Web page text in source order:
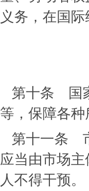
义务，在国
第十条 国
等，保障各
第十一条
应当由市场
人不得干预。